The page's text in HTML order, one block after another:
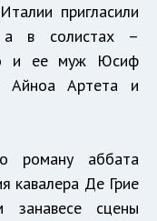
пригласили
а в солистах –
и ее муж Юсиф
Айноа Артета и
роману аббата
кавалера Де Грие
сцены